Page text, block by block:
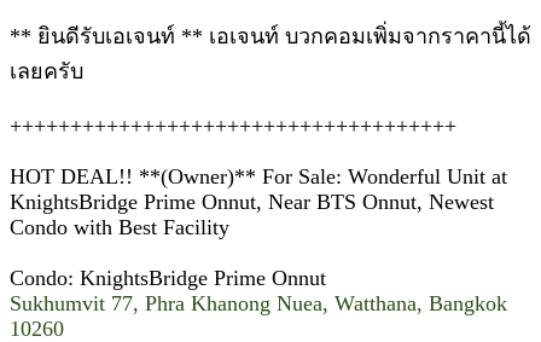
** ยินดีรับเอเจนท์ ** เอเจนท์ บวกคอมเพิ่มจากราคานี้ได้
เลยครับ
+++++++++++++++++++++++++++++++++++++
HOT DEAL!! **(Owner)** For Sale: Wonderful Unit at
KnightsBridge Prime Onnut, Near BTS Onnut, Newest
Condo with Best Facility
Condo: KnightsBridge Prime Onnut
Sukhumvit 77, Phra Khanong Nuea, Watthana, Bangkok
10260